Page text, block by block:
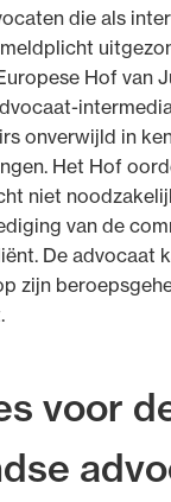
die als
Hof van
onverwijld in
Het Hof
niet
van de
De advocaat
zijn
voor